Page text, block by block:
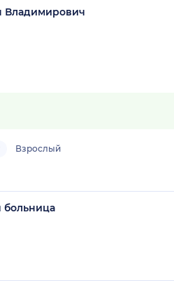
Владимирович
Взрослый
больница